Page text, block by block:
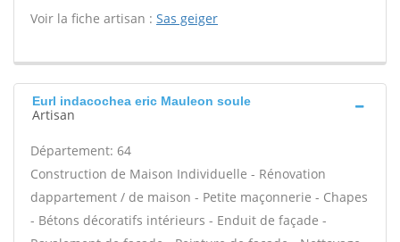
Voir la fiche artisan : Sas geiger
Eurl indacochea eric Mauleon soule
Artisan
Département: 64
Construction de Maison Individuelle - Rénovation
dappartement / de maison - Petite maçonnerie - Chapes
- Bétons décoratifs intérieurs - Enduit de façade -